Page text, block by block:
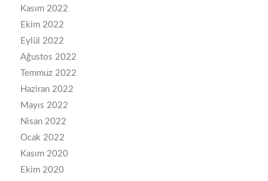
Kasım 2022
Ekim 2022
Eylül 2022
Ağustos 2022
Temmuz 2022
Haziran 2022
Mayıs 2022
Nisan 2022
Ocak 2022
Kasım 2020
Ekim 2020